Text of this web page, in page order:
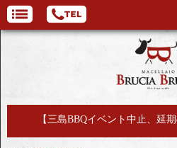
【三島BBQイベント中止、延